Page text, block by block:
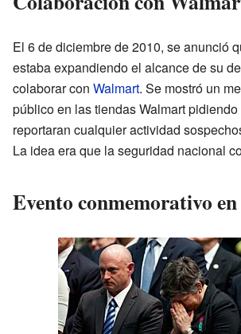
El 6 de diciembre de 2010, se anunció
estaba expandiendo el alcance de su
colaborar con Walmart. Se mostró un
público en las tiendas Walmart
reportaran cualquier actividad
La idea era que la seguridad nacional
Evento conmemorativo